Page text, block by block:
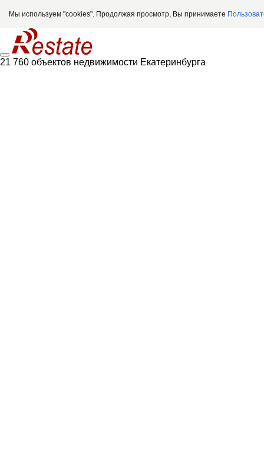
Мы используем "cookies". Продолжая просмотр, Вы принимаете
21 760 объектов недвижимости Екатеринбурга